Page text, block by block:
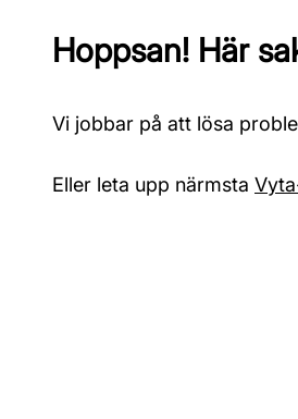
Hoppsan! Här
Vi jobbar på att lösa
Eller leta upp närmsta